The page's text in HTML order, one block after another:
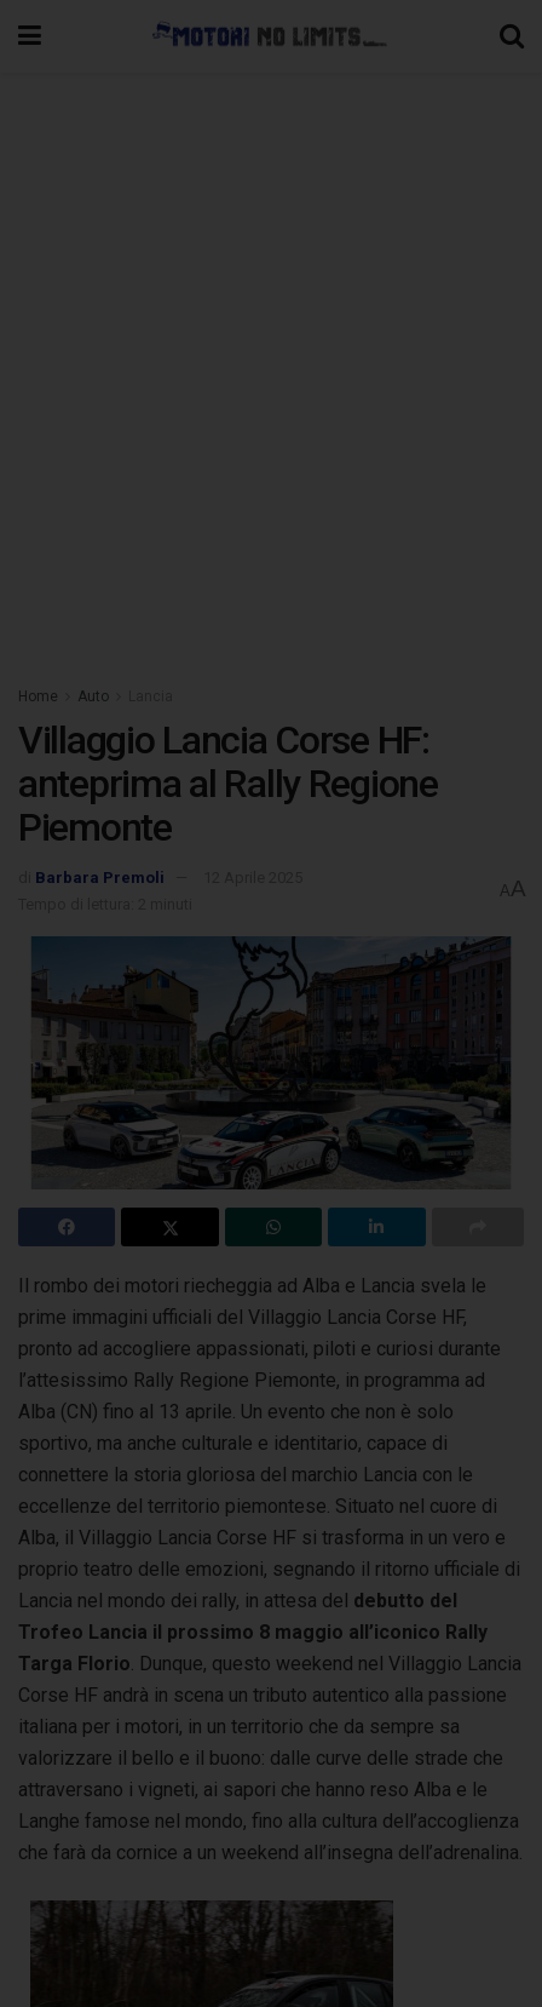
Home Auto
Villaggio Lancia Corse HF:
anteprima al Rally Regione
Piemonte
Barbara Premoli
AA
Il rombo dei motori riecheggia ad Alba e Lancia svela le
prime immagini ufficiali del Villaggio Lancia Corse HF,
pronto ad accogliere appassionati, piloti e curiosi durante
l’attesissimo Rally Regione Piemonte, in programma ad
Alba (CN) fino al 13 aprile. Un evento che non è solo
sportivo, ma anche culturale e identitario, capace di
connettere la storia gloriosa del marchio Lancia con le
eccellenze del territorio piemontese. Situato nel cuore di
Alba, il Villaggio Lancia Corse HF si trasforma in un vero e
proprio teatro delle emozioni, segnando il ritorno ufficiale di
Lancia nel mondo dei rally, in attesa del debutto del
Trofeo Lancia il prossimo 8 maggio all’iconico Rally
Targa Florio . Dunque, questo weekend nel Villaggio Lancia
Corse HF andrà in scena un tributo autentico alla passione
italiana per i motori, in un territorio che da sempre sa
valorizzare il bello e il buono: dalle curve delle strade che
attraversano i vigneti, ai sapori che hanno reso Alba e le
Langhe famose nel mondo, fino alla cultura dell’accoglienza
che farà da cornice a un weekend all’insegna dell’adrenalina.